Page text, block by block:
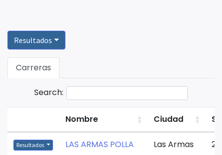
Resultados
Carreras
Search:
Nombre Ciudad
Resultados LAS ARMAS POLLA Las Armas